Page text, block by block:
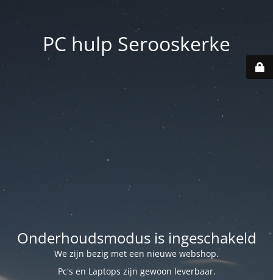
PC hulp Serooskerke
Onderhoudsmodus is ingeschakeld
We zijn bezig met een nieuwe webshop.
Pc's en Laptops zijn gewoon leverbaar.